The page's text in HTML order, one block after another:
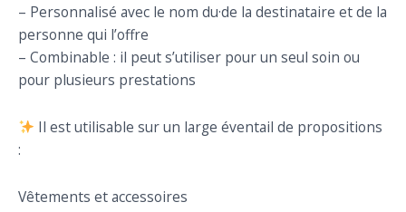
– Personnalisé avec le nom du·de la destinataire et de la
personne qui l’offre
– Combinable : il peut s’utiliser pour un seul soin ou
pour plusieurs prestations
Il est utilisable sur un large éventail de propositions
:
Vêtements et accessoires